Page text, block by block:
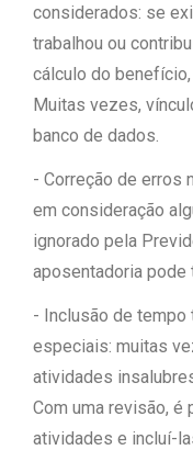
considerados: se
trabalhou ou
cálculo do
Muitas vezes,
banco de dados.
- Correção de erros
em consideração
ignorado pela
aposentadoria pode
- Inclusão de tempo
especiais: muitas
atividades
Com uma revisão,
atividades e incluí-